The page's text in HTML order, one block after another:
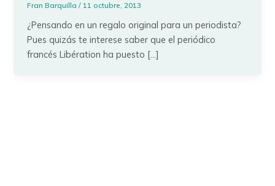
Fran Barquilla/ 11 octubre, 2013
¿Pensando en un regalo original para un periodista?
Pues quizás te interese saber que el periódico
francés Libération ha puesto […]